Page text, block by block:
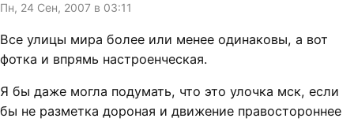
Пн, 24 Сен, 2007 в 03:11
Все улицы мира более или менее одинаковы, а вот
фотка и впрямь настроенческая.
Я бы даже могла подумать, что это улочка мск, если
бы не разметка дороная и движение правостороннее